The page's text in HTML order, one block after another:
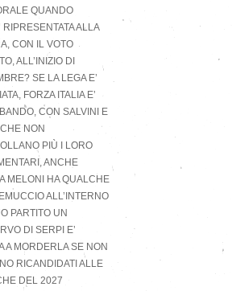
QUANDO
RIPRESENTATA ALLA
CON IL VOTO
ALL’INIZIO DI
SE LA LEGA E’
FORZA ITALIA E’
CON SALVINI E
NON
PIÙ I LORO
ANCHE
MELONI HA QUALCHE
ALL’INTERNO
PARTITO UN
DI SERPI E’
A MORDERLA SE NON
RICANDIDATI ALLE
DEL 2027